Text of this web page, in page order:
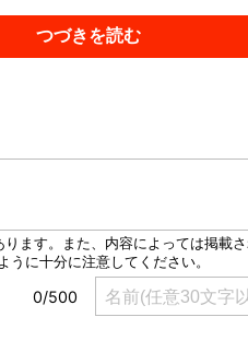
つづきを読む